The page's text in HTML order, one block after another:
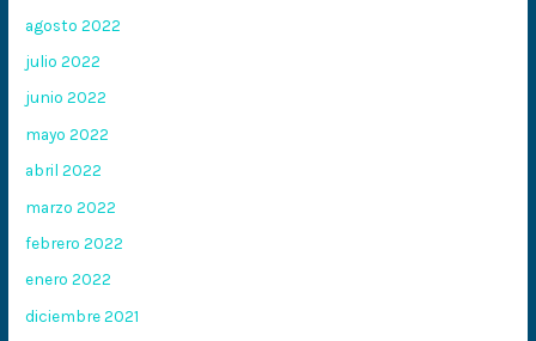
agosto 2022
julio 2022
junio 2022
mayo 2022
abril 2022
marzo 2022
febrero 2022
enero 2022
diciembre 2021